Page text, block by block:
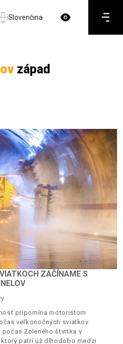
Slovenčina
západ
ZAČÍNAME S
pripomína motoristom
veľkonočných sviatkov.
počas Zeleného štvrtka v
patrí už dlhodobo medzi